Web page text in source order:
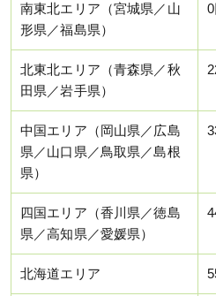
南東北エリア（宮城県／山
形県／福島県）
0
北東北エリア（青森県／秋
田県／岩手県）
中国エリア（岡山県／広島
県／山口県／鳥取県／島根
県）
四国エリア（香川県／徳島
県／高知県／愛媛県）
北海道エリア